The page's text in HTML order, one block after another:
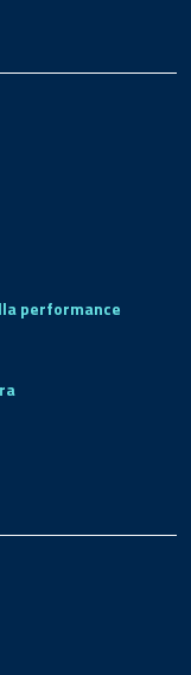
performance